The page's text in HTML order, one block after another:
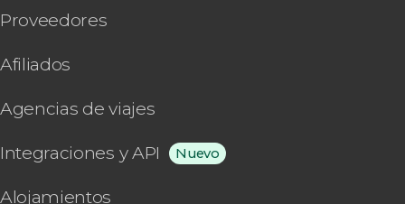
Proveedores
Afiliados
Agencias de viajes
Integraciones y API Nuevo
Alojamientos